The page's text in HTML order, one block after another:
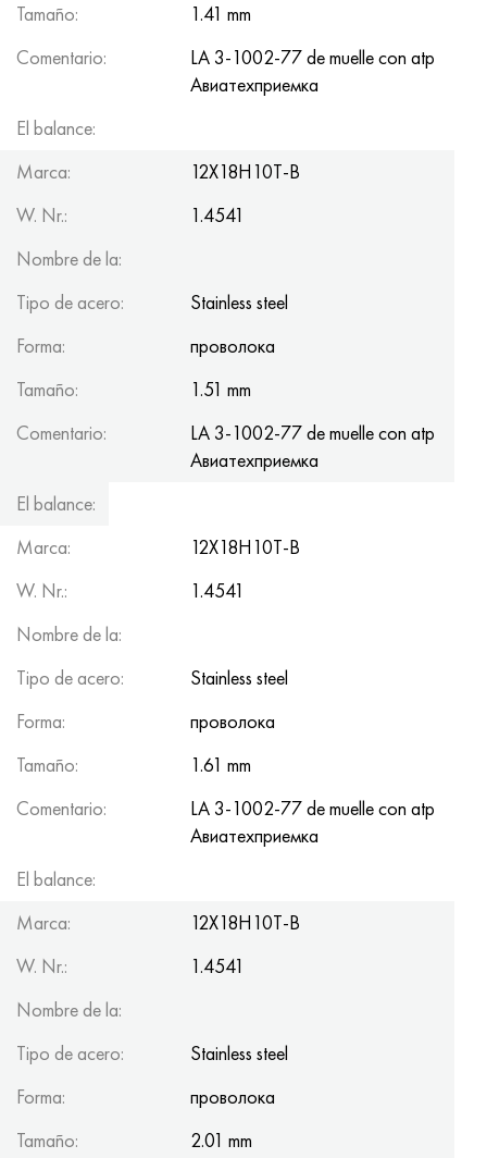
Tamaño:
1.41 mm
Comentario:
LA 3-1002-77 de muelle con atp
Авиатеxприемка
El balance:
Marca:
12Х18Н10Т-В
W. Nr.:
1.4541
Nombre de la:
Tipo de acero:
Stainless steel
Forma:
проволока
Tamaño:
1.51 mm
Comentario:
LA 3-1002-77 de muelle con atp
Авиатеxприемка
El balance:
Marca:
12Х18Н10Т-В
W. Nr.:
1.4541
Nombre de la:
Tipo de acero:
Stainless steel
Forma:
проволока
Tamaño:
1.61 mm
Comentario:
LA 3-1002-77 de muelle con atp
Авиатеxприемка
El balance:
Marca:
12Х18Н10Т-В
W. Nr.:
1.4541
Nombre de la:
Tipo de acero:
Stainless steel
Forma:
проволока
Tamaño:
2.01 mm